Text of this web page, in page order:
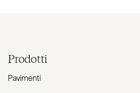
Prodotti
Pavimenti